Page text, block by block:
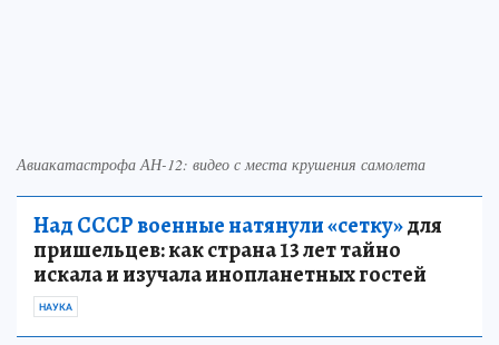
Авиакатастрофа АН-12: видео с места крушения самолета
Над СССР военные натянули «сетку»для
пришельцев: как страна 13 лет тайно
искала и изучала инопланетных гостей
НАУКА